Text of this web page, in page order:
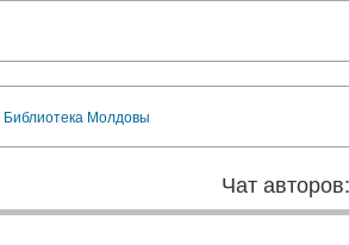
Библиотека Молдовы
Чат